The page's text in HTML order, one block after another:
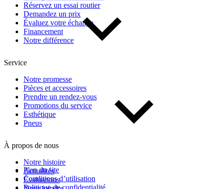
Réservez un essai routier
Demandez un prix
Évaluez votre échange
Financement
Notre différence
Service
Notre promesse
Pièces et accessoires
Prendre un rendez-vous
Promotions du service
Esthétique
Pneus
À propos de nous
Notre histoire
Actualités
Évaluations
Plan du site
Conditions d’utilisation
Politique de confidentialité